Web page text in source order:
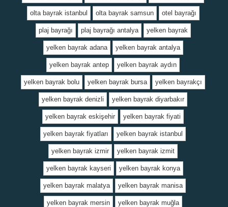
olta bayrak istanbul olta bayrak samsun otel bayrağı
plaj bayrağı plaj bayrağı antalya yelken bayrak
yelken bayrak adana yelken bayrak antalya
yelken bayrak antep yelken bayrak aydın
yelken bayrak bolu yelken bayrak bursa yelken bayrakçı
yelken bayrak denizli yelken bayrak diyarbakır
yelken bayrak eskişehir yelken bayrak fiyati
yelken bayrak fiyatları yelken bayrak istanbul
yelken bayrak izmir yelken bayrak izmit
yelken bayrak kayseri yelken bayrak konya
yelken bayrak malatya yelken bayrak manisa
yelken bayrak mersin yelken bayrak muğla